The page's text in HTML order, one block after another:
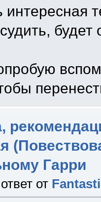
интересная
будет
Гарри
от